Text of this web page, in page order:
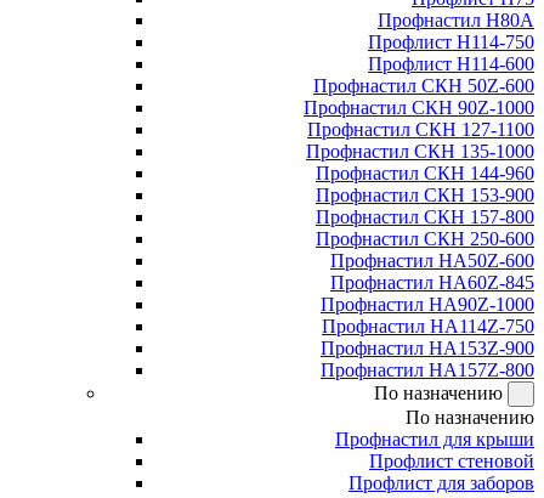
Профнастил Н80А
Профлист Н114-750
Профлист Н114-600
Профнастил СКН 50Z-600
Профнастил СКН 90Z-1000
Профнастил СКН 127-1100
Профнастил СКН 135-1000
Профнастил СКН 144-960
Профнастил СКН 153-900
Профнастил СКН 157-800
Профнастил СКН 250-600
Профнастил НА50Z-600
Профнастил НА60Z-845
Профнастил НА90Z-1000
Профнастил НА114Z-750
Профнастил НА153Z-900
Профнастил НА157Z-800
По назначению
По назначению
Профнастил для крыши
Профлист стеновой
Профлист для заборов